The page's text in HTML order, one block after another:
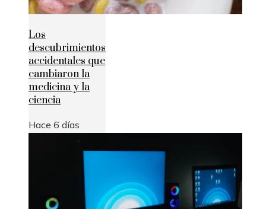
Los
descubrimientos
accidentales que
cambiaron la
medicina y la
ciencia
Hace 6 días